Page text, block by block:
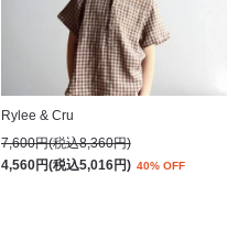
Rylee & Cru
7,600円(税込8,360円)
4,560円(税込5,016円) 40% OFF